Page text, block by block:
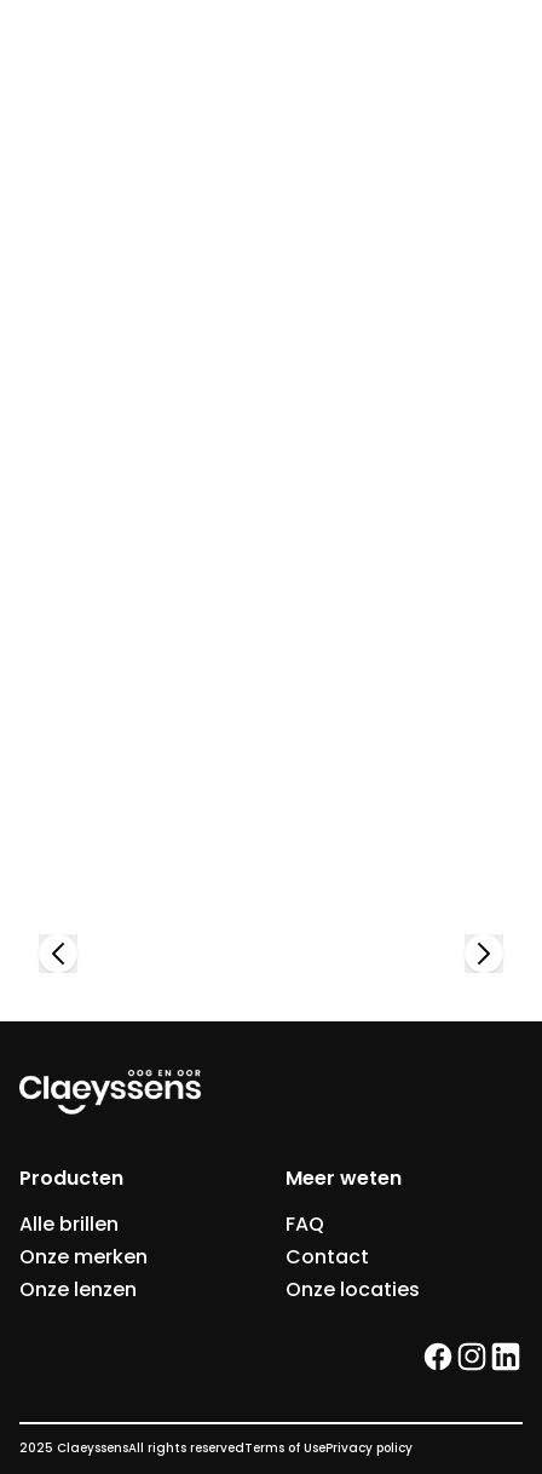
Producten
Alle brillen
Onze merken
Onze lenzen
Meer weten
FAQ
Contact
Onze locaties
facebook
2025 ClaeyssensAll rights reservedTerms of UsePrivacy policy